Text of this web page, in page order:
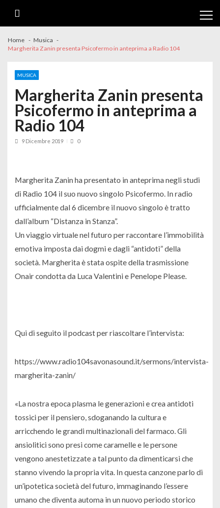
Home
Musica
Margherita Zanin presenta Psicofermo in anteprima a Radio 104
MUSICA
Margherita Zanin presenta
Psicofermo in anteprima a
Radio 104
9 Dicembre 2019 0
Margherita Zanin ha presentato in anteprima negli studi
di Radio 104 il suo nuovo singolo Psicofermo. In radio
ufficialmente dal 6 dicembre il nuovo singolo è tratto
dall’album “Distanza in Stanza”.
Un viaggio virtuale nel futuro per raccontare l’immobilità
emotiva imposta dai dogmi e dagli “antidoti” della
società. Margherita è stata ospite della trasmissione
Onair condotta da Luca Valentini e Penelope Please.
Qui di seguito il podcast per riascoltare l’intervista:
https://www.radio104savonasound.it/sermons/intervista-
margherita-zanin/
«La nostra epoca plasma le generazioni e crea antidoti
tossici per il pensiero, sdoganando la cultura e
arricchendo le grandi multinazionali del farmaco. Gli
ansiolitici sono presi come caramelle e le persone
vengono anestetizzate a tal punto da dimenticarsi che
stanno vivendo la propria vita. In questa canzone parlo di
un’ipotetica società del futuro, immaginando l’essere
umano che diventa automa in un nuovo periodo storico